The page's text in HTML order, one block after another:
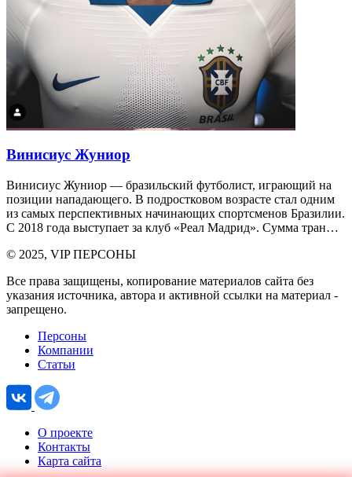
Винисиус Жуниор
Винисиус Жуниор — бразильский футболист, играющий на
позиции нападающего. В подростковом возрасте стал одним
из самых перспективных начинающих спортсменов Бразилии.
С 2018 года выступает за клуб «Реал Мадрид». Сумма тран…
© 2025, VIP ПЕРСОНЫ
Все права защищены, копирование материалов сайта без
указания источника, автора и активной ссылки на материал -
запрещено.
Персоны
Компании
Статьи
О проекте
Контакты
Карта сайта